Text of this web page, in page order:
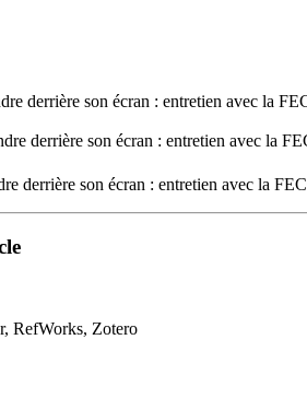
derrière son écran : entretien avec la
derrière son écran : entretien avec la
derrière son écran : entretien avec la
RefWorks, Zotero